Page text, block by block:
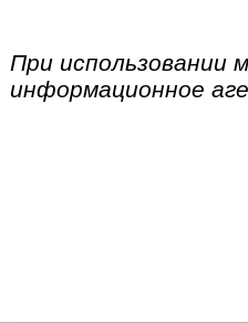
При использовании
информационное